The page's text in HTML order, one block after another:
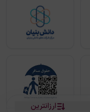
ارزانترین